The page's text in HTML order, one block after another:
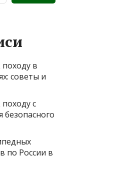
походу в
советы и
с
безопасного
по России в